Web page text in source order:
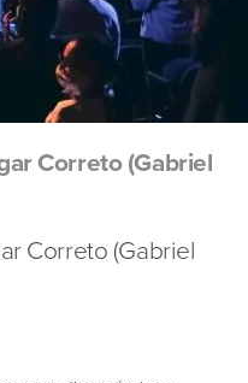
Correto (Gabriel
Correto (Gabriel